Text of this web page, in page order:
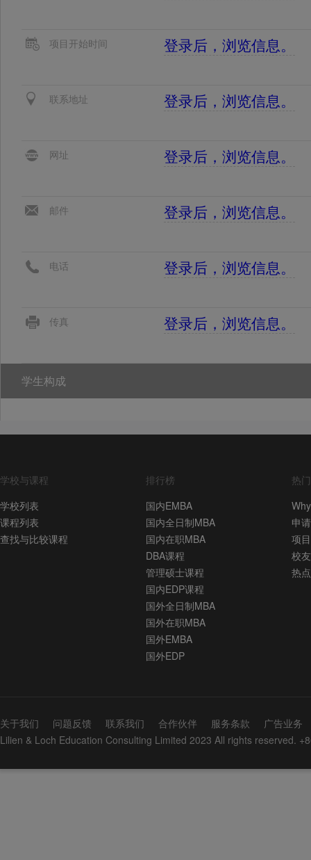
项目开始时间 登录后，浏览信息。
联系地址 登录后，浏览信息。
网址 登录后，浏览信息。
邮件 登录后，浏览信息。
电话 登录后，浏览信息。
传真 登录后，浏览信息。
学生构成
学校与课程
学校列表
课程列表
查找与比较课程
排行榜
国内EMBA
国内全日制MBA
国内在职MBA
DBA课程
管理硕士课程
国内EDP课程
国外全日制MBA
国外在职MBA
国外EMBA
国外EDP
热
申
项
校
热
关于我们 问题反馈 联系我们 合作伙伴 服务条款
广告业务
Lilien & Loch Education Consulting Limited 2023 All rights reserved.